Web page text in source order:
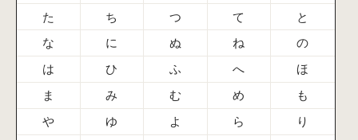
た
ち つ て
と
な
に ぬ ね
の
は
ひ ふ へ
ほ
ま
み む め
も
や
ゆ よ ら
り